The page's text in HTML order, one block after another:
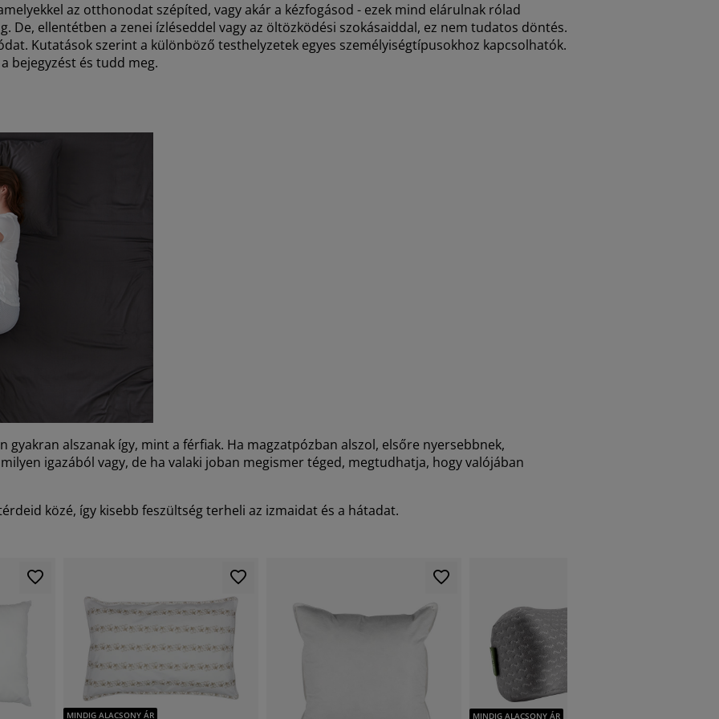
az otthonodat szépíted, vagy akár a kézfogásod - ezek mind elárulnak rólad
De, ellentétben a zenei ízléseddel vagy az öltözködési szokásaiddal, ez nem tudatos döntés.
Kutatások szerint a különböző testhelyzetek egyes személyiségtípusokhoz kapcsolhatók.
bejegyzést és tudd meg.
alszanak így, mint a férfiak. Ha magzatpózban alszol, elsőre nyersebbnek,
igazából vagy, de ha valaki joban megismer téged, megtudhatja, hogy valójában
közé, így kisebb feszültség terheli az izmaidat és a hátadat.
MINDIG ALACSONY ÁR MINDIG ALACSONY ÁR